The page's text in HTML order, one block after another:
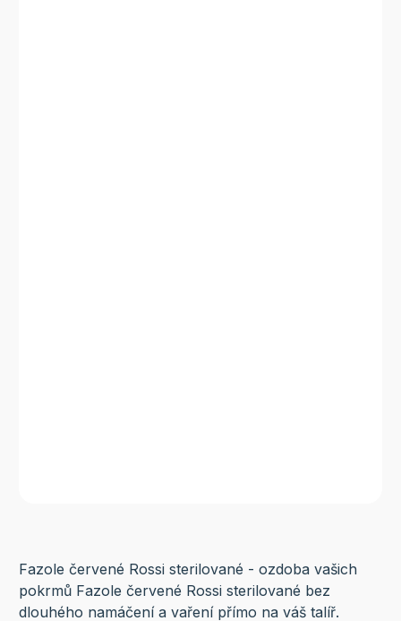
Fazole červené Rossi sterilované - ozdoba vašich
pokrmů Fazole červené Rossi sterilované bez
dlouhého namáčení a vaření přímo na váš talíř.